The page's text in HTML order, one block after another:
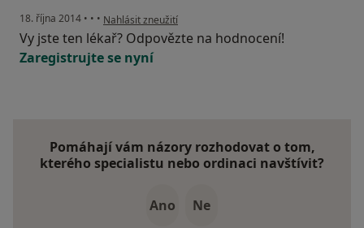
18. října 2014 • • • podle názoru uživatele Váš účet byl odstraněn
Nahlásit zneužití
Vy jste ten lékař? Odpovězte na hodnocení!
Zaregistrujte se nyní
Pomáhají vám názory rozhodovat o tom,
kterého specialistu nebo ordinaci navštívit?
Ano Ne